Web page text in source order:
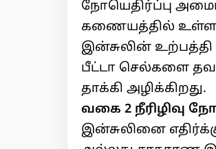
நோயெதிர்ப்பு
கணையத்தில் உள்ள
இன்சுலின் உற்பத்தி
பீட்டா செல்களை
தாக்கி அழிக்கிறது.
வகை 2 நீரிழிவு
இன்சுலினை